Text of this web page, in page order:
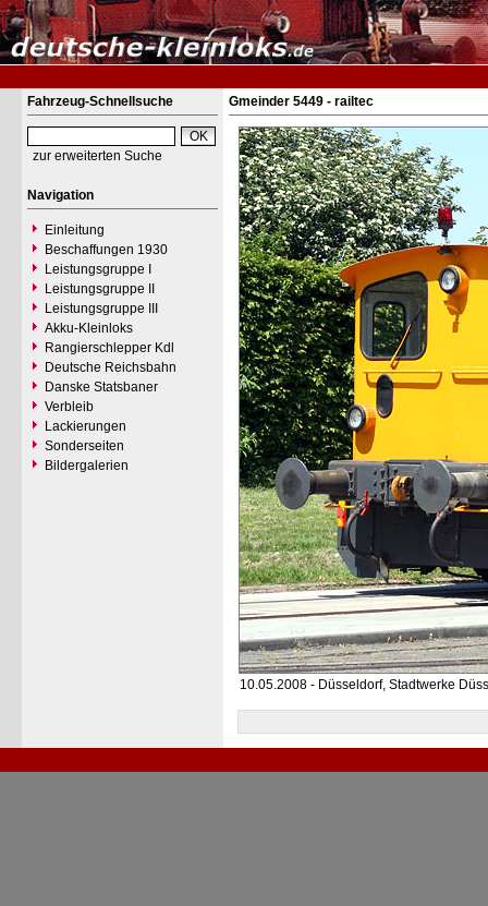
Fahrzeug-Schnellsuche
zur erweiterten Suche
Navigation
Einleitung
Beschaffungen 1930
Leistungsgruppe I
Leistungsgruppe II
Leistungsgruppe III
Akku-Kleinloks
Rangierschlepper Kdl
Deutsche Reichsbahn
Danske Statsbaner
Verbleib
Lackierungen
Sonderseiten
Bildergalerien
Gmeinder 5449 - railtec
10.05.2008 - Düsseldorf, Stadtwerke